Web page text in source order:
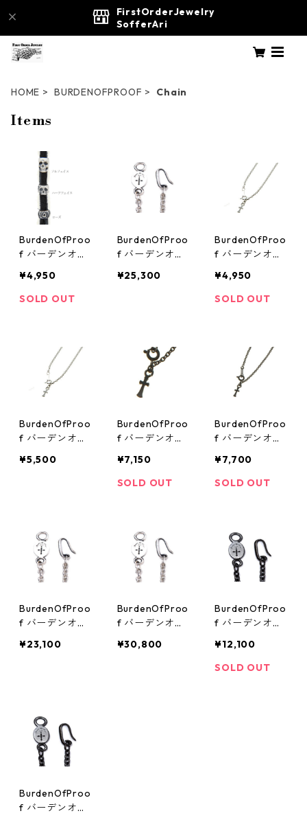
FirstOrderJewelry
SofferAri
HOME BURDENOFPROOF Chain
Items
BurdenOfProo
f バーデンオブ
-269/SVビーズ
シルバージュエ
¥4,950
SOLD OUT
BurdenOfProo
f バーデンオブ
-221 BOFPロ
¥25,300
BurdenOfProo
f バーデンオブ
-126 クロスチ
ェーン(45cm)
¥4,950
SOLD OUT
BurdenOfProo
f バーデンオブ
-126 クロスチ
¥5,500
BurdenOfProo
f バーデンオブ
-126 クロスチ
ェーン（45cm
25 SilverChain
¥7,150
SOLD OUT
BurdenOfProo
f バーデンオブ
-126 クロスチ
ェーン (50cm
25 SilverChain
¥7,700
SOLD OUT
BurdenOfProo
f バーデンオブ
-221 BOFPロゴ
¥23,100
BurdenOfProo
f バーデンオブ
-221 BOFPロゴ
¥30,800
BurdenOfProo
f バーデンオブ
-93 BOFPロゴ
チェーン(45cm
¥12,100
SOLD OUT
BurdenOfProo
f バーデンオブ